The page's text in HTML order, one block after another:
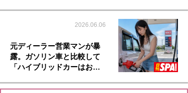
2026.06.06
元ディーラー営業マンが暴
露。ガソリン車と比較して
「ハイブリッドカーはお…